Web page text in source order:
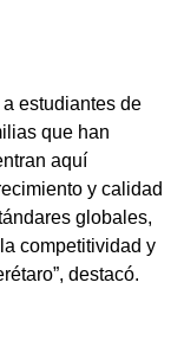
estudiantes de
que han
aquí
y calidad
globales,
competitividad y
destacó.